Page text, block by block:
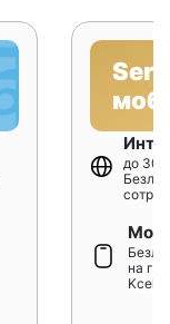
до 30
на
Kcell/